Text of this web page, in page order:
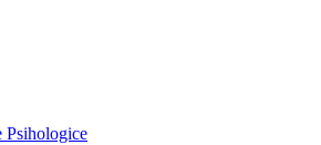
Psihologice